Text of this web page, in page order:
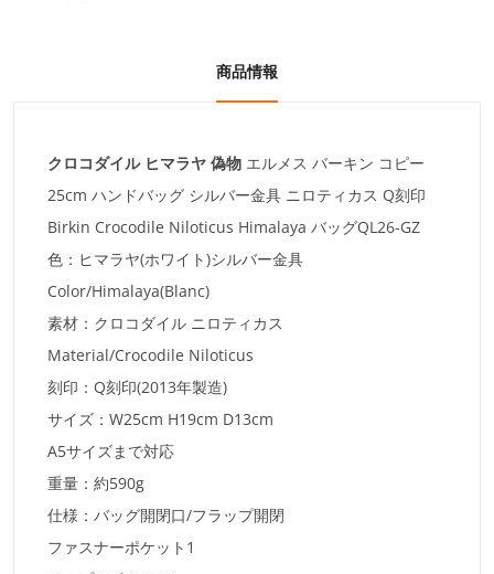
商品情報
クロコダイル ヒマラヤ 偽物 エルメス バーキン コピー
25cm ハンドバッグ シルバー金具 ニロティカス Q刻印
Birkin Crocodile Niloticus Himalaya バッグQL26-GZ
色：ヒマラヤ(ホワイト)シルバー金具
Color/Himalaya(Blanc)
素材：クロコダイル ニロティカス
Material/Crocodile Niloticus
刻印：Q刻印(2013年製造)
サイズ：W25cm H19cm D13cm
A5サイズまで対応
重量：約590g
仕様：バッグ開閉口/フラップ開閉
ファスナーポケット1